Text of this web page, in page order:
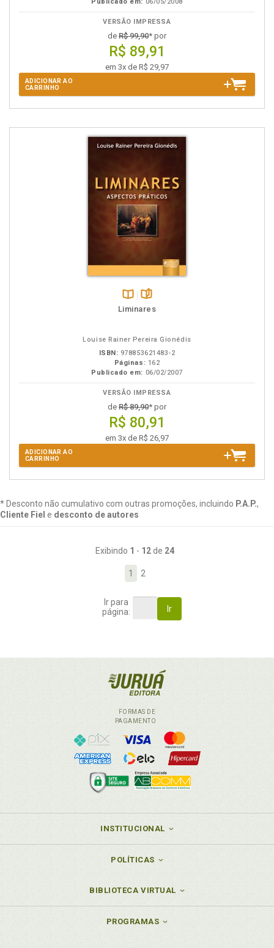
VERSÃO IMPRESSA
de R$ 99,90* por
R$ 89,91
em 3x de R$ 29,97
ADICIONAR AO
CARRINHO
Disponível
páginas
Liminares
Louise Rainer Pereira Gionédis
ISBN: 978853621483-2
Páginas: 162
Publicado em: 06/02/2007
VERSÃO IMPRESSA
de R$ 89,90* por
R$ 80,91
em 3x de R$ 26,97
ADICIONAR AO
CARRINHO
* Desconto não cumulativo com outras promoções, incluindo P.A.P.,
Cliente Fiel e desconto de autores
Exibindo 1 - 12de 24
1 2
Ir para
página:
Ir
FORMAS DE
PAGAMENTO
INSTITUCIONAL
POLÍTICAS
BIBLIOTECA VIRTUAL
PROGRAMAS